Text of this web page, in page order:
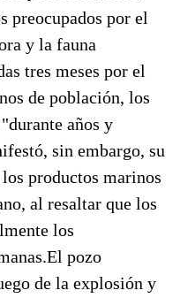
preocupados por el
y la fauna
tres meses por el
de población, los
años y
sin embargo, su
productos marinos
al resaltar que los
los
pozo
de la explosión y